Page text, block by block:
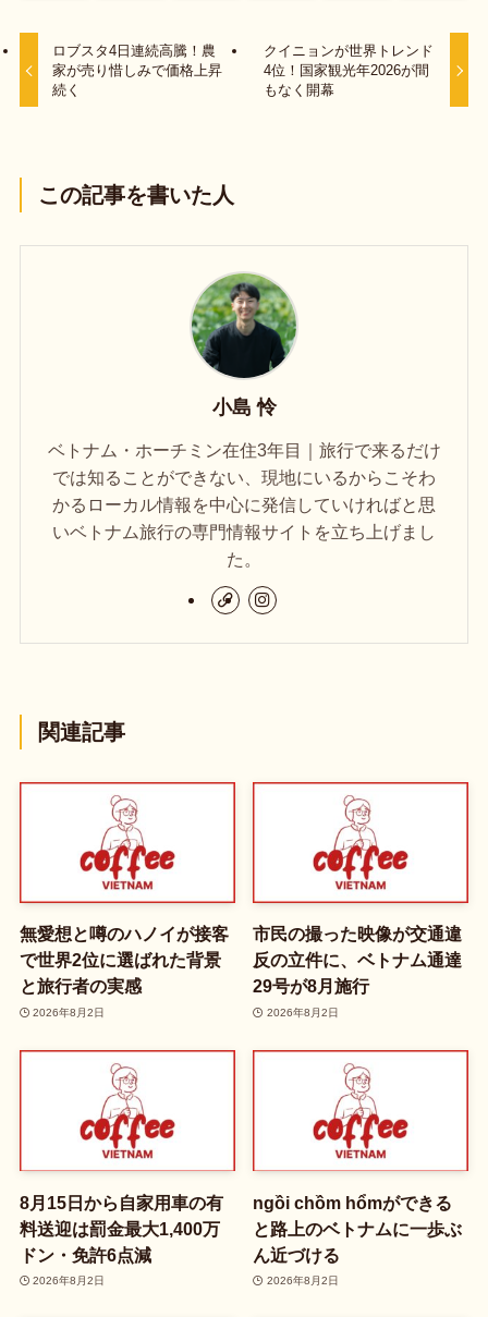
ロブスタ4日連続高騰！農
家が売り惜しみで価格上昇
続く
クイニョンが世界トレンド
4位！国家観光年2026が間
もなく開幕
この記事を書いた人
小島 怜
ベトナム・ホーチミン在住3年目｜旅行で来るだけ
では知ることができない、現地にいるからこそわ
かるローカル情報を中心に発信していければと思
いベトナム旅行の専門情報サイトを立ち上げまし
た。
関連記事
無愛想と噂のハノイが接客
で世界2位に選ばれた背景
と旅行者の実感
2026年8月2日
市民の撮った映像が交通違
反の立件に、ベトナム通達
29号が8月施行
2026年8月2日
8月15日から自家用車の有
料送迎は罰金最大1,400万
ドン・免許6点減
2026年8月2日
ngồi chồm hổmができる
と路上のベトナムに一歩ぶ
ん近づける
2026年8月2日